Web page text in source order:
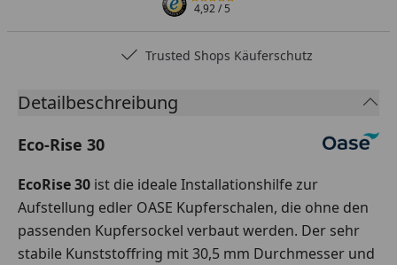
4,92/ 5
Trusted Shops Käuferschutz
Detailbeschreibung
Eco-Rise 30
EcoRise 30 ist die ideale Installationshilfe zur
Aufstellung edler OASE Kupferschalen, die ohne den
passenden Kupfersockel verbaut werden. Der sehr
stabile Kunststoffring mit 30,5 mm Durchmesser und